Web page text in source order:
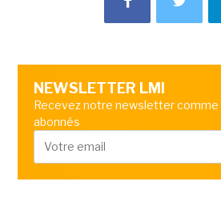
NEWSLETTER LMI
Recevez notre newsletter
abonnés